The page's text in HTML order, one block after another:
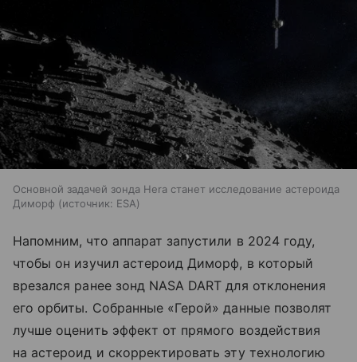
Основной задачей зонда Hera станет исследование астероида
Диморф
источник: ESA
Напомним, что аппарат запустили в 2024 году,
чтобы он изучил астероид Диморф, в который
врезался ранее зонд NASA DART для отклонения
его орбиты. Собранные «Герой» данные позволят
лучше оценить эффект от прямого воздействия
на астероид и скорректировать эту технологию